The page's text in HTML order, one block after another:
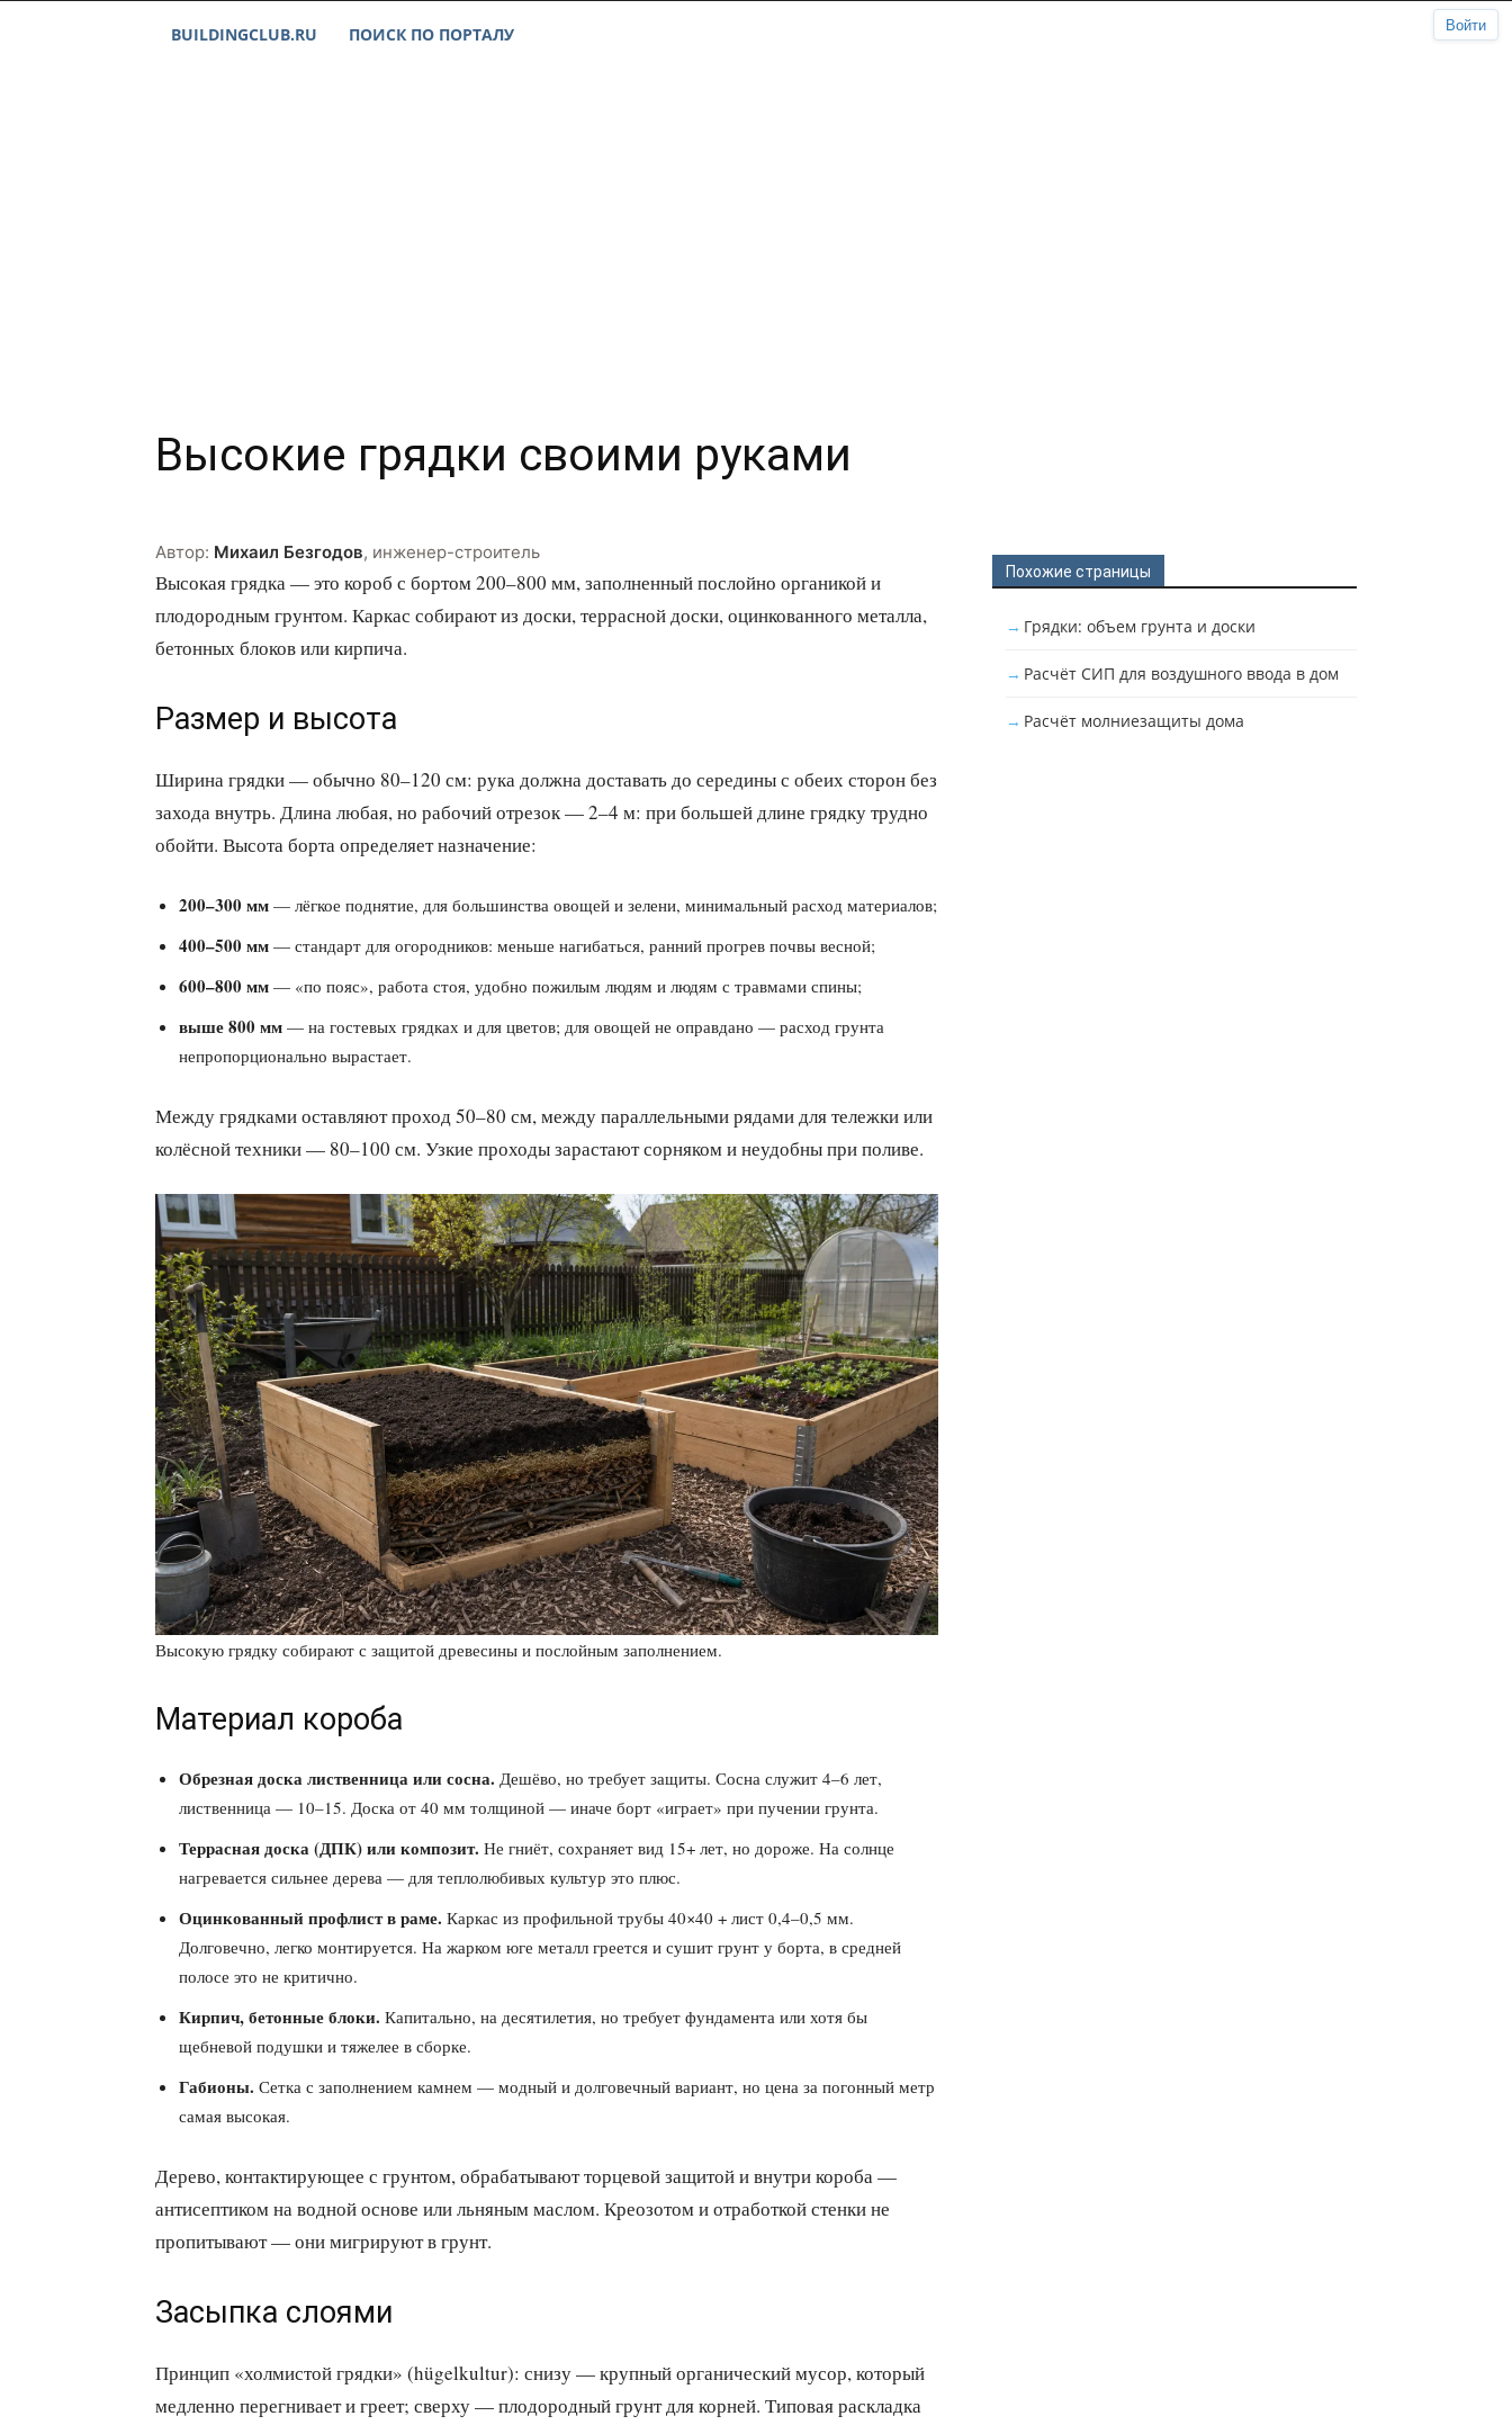
BUILDINGCLUB.RU ПОИСК ПО ПОРТАЛУ
Высокие грядки своими руками
Автор: Михаил Безгодов, инженер-строитель
Высокая грядка — это короб с бортом 200–800 мм, заполненный послойно органикой и
плодородным грунтом. Каркас собирают из доски, террасной доски, оцинкованного металла,
бетонных блоков или кирпича.
Размер и высота
Ширина грядки — обычно 80–120 см: рука должна доставать до середины с обеих сторон без
захода внутрь. Длина любая, но рабочий отрезок — 2–4 м: при большей длине грядку трудно
обойти. Высота борта определяет назначение:
200–300 мм — лёгкое поднятие, для большинства овощей и зелени, минимальный расход материалов;
400–500 мм — стандарт для огородников: меньше нагибаться, ранний прогрев почвы весной;
600–800 мм — «по пояс», работа стоя, удобно пожилым людям и людям с травмами спины;
выше 800 мм — на гостевых грядках и для цветов; для овощей не оправдано — расход грунта
непропорционально вырастает.
Между грядками оставляют проход 50–80 см, между параллельными рядами для тележки или
колёсной техники — 80–100 см. Узкие проходы зарастают сорняком и неудобны при поливе.
Высокую грядку собирают с защитой древесины и послойным заполнением.
Материал короба
Обрезная доска лиственница или сосна. Дешёво, но требует защиты. Сосна служит 4–6 лет,
лиственница — 10–15. Доска от 40 мм толщиной — иначе борт «играет» при пучении грунта.
Террасная доска (ДПК) или композит. Не гниёт, сохраняет вид 15+ лет, но дороже. На солнце
нагревается сильнее дерева — для теплолюбивых культур это плюс.
Оцинкованный профлист в раме. Каркас из профильной трубы 40×40 + лист 0,4–0,5 мм.
Долговечно, легко монтируется. На жарком юге металл греется и сушит грунт у борта, в средней
полосе это не критично.
Кирпич, бетонные блоки. Капитально, на десятилетия, но требует фундамента или хотя бы
щебневой подушки и тяжелее в сборке.
Габионы. Сетка с заполнением камнем — модный и долговечный вариант, но цена за погонный метр
самая высокая.
Дерево, контактирующее с грунтом, обрабатывают торцевой защитой и внутри короба —
антисептиком на водной основе или льняным маслом. Креозотом и отработкой стенки не
пропитывают — они мигрируют в грунт.
Засыпка слоями
Принцип «холмистой грядки» (hügelkultur): снизу — крупный органический мусор, который
медленно перегнивает и греет; сверху — плодородный грунт для корней. Типовая раскладка
Похожие страницы
Грядки: объем грунта и доски
Расчёт СИП для воздушного ввода в дом
Расчёт молниезащиты дома
Войти